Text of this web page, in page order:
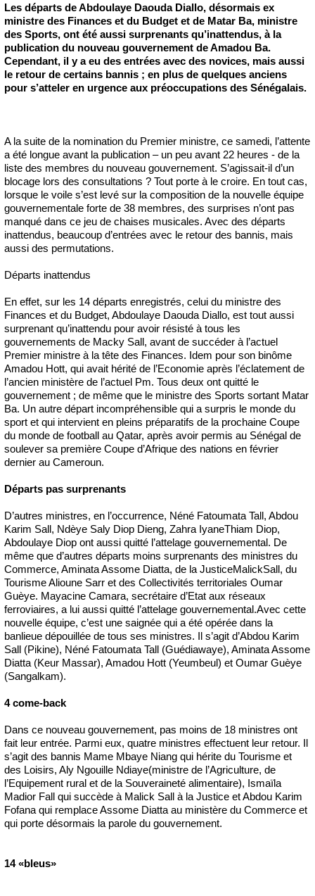
Les départs de Abdoulaye Daouda Diallo, désormais ex
ministre des Finances et du Budget et de Matar Ba, ministre
des Sports, ont été aussi surprenants qu’inattendus, à la
publication du nouveau gouvernement de Amadou Ba.
Cependant, il y a eu des entrées avec des novices, mais aussi
le retour de certains bannis ; en plus de quelques anciens
pour s’atteler en urgence aux préoccupations des Sénégalais.
A la suite de la nomination du Premier ministre, ce samedi, l’attente
a été longue avant la publication – un peu avant 22 heures - de la
liste des membres du nouveau gouvernement. S’agissait-il d’un
blocage lors des consultations ? Tout porte à le croire. En tout cas,
lorsque le voile s’est levé sur la composition de la nouvelle équipe
gouvernementale forte de 38 membres, des surprises n’ont pas
manqué dans ce jeu de chaises musicales. Avec des départs
inattendus, beaucoup d’entrées avec le retour des bannis, mais
aussi des permutations.
Départs inattendus
En effet, sur les 14 départs enregistrés, celui du ministre des
Finances et du Budget, Abdoulaye Daouda Diallo, est tout aussi
surprenant qu’inattendu pour avoir résisté à tous les
gouvernements de Macky Sall, avant de succéder à l’actuel
Premier ministre à la tête des Finances. Idem pour son binôme
Amadou Hott, qui avait hérité de l’Economie après l’éclatement de
l’ancien ministère de l’actuel Pm. Tous deux ont quitté le
gouvernement ; de même que le ministre des Sports sortant Matar
Ba. Un autre départ incompréhensible qui a surpris le monde du
sport et qui intervient en pleins préparatifs de la prochaine Coupe
du monde de football au Qatar, après avoir permis au Sénégal de
soulever sa première Coupe d’Afrique des nations en février
dernier au Cameroun.
Départs pas surprenants
D’autres ministres, en l’occurrence, Néné Fatoumata Tall, Abdou
Karim Sall, Ndèye Saly Diop Dieng, Zahra IyaneThiam Diop,
Abdoulaye Diop ont aussi quitté l’attelage gouvernemental. De
même que d’autres départs moins surprenants des ministres du
Commerce, Aminata Assome Diatta, de la JusticeMalickSall, du
Tourisme Alioune Sarr et des Collectivités territoriales Oumar
Guèye. Mayacine Camara, secrétaire d’Etat aux réseaux
ferroviaires, a lui aussi quitté l’attelage gouvernemental.Avec cette
nouvelle équipe, c’est une saignée qui a été opérée dans la
banlieue dépouillée de tous ses ministres. Il s’agit d’Abdou Karim
Sall (Pikine), Néné Fatoumata Tall (Guédiawaye), Aminata Assome
Diatta (Keur Massar), Amadou Hott (Yeumbeul) et Oumar Guèye
(Sangalkam).
4 come-back
Dans ce nouveau gouvernement, pas moins de 18 ministres ont
fait leur entrée. Parmi eux, quatre ministres effectuent leur retour. Il
s’agit des bannis Mame Mbaye Niang qui hérite du Tourisme et
des Loisirs, Aly Ngouille Ndiaye(ministre de l’Agriculture, de
l’Equipement rural et de la Souveraineté alimentaire), Ismaïla
Madior Fall qui succède à Malick Sall à la Justice et Abdou Karim
Fofana qui remplace Assome Diatta au ministère du Commerce et
qui porte désormais la parole du gouvernement.
14 «bleus»